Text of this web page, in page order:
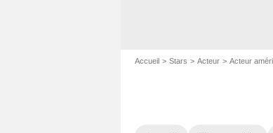
Accueil Stars Acteur Acteur